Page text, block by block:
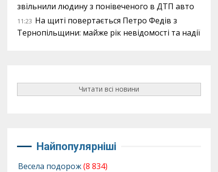
звільнили людину з понівеченого в ДТП авто
11:23 На щиті повертається Петро Федів з
Тернопільщини: майже рік невідомості та надії
Читати всі новини
Найпопулярніші
Весела подорож(8 834)